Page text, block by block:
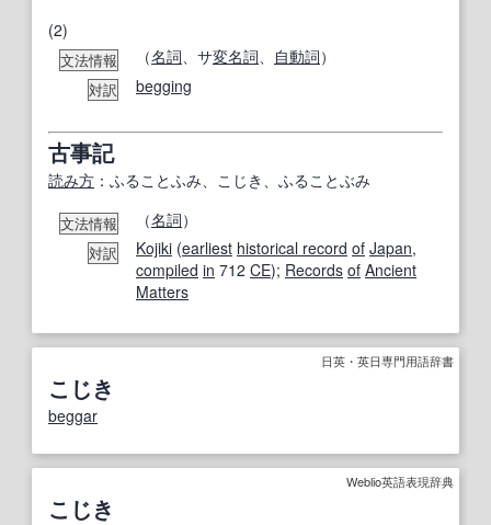
(2)
文法情報 （名詞 、サ変名詞 自動詞）
対訳 begging
古事記
読み方 ：ふることふみ、こじき、ふることぶみ
文法情報 （名詞）
対訳 Kojiki (earliest historical record of Japan,
compiled in 712 CE); Records of Ancient
Matters
日英・英日専門用語辞書
こじき
beggar
Weblio英語表現辞典
こじき